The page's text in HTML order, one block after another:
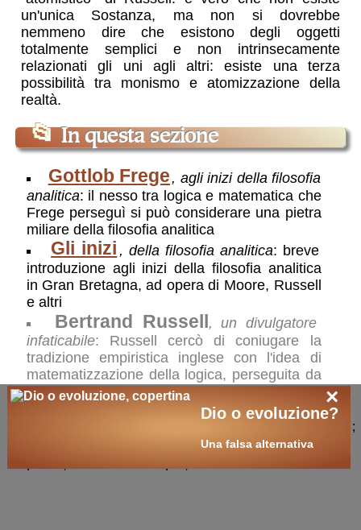
un'unica Sostanza, ma non si dovrebbe
nemmeno dire che esistono degli oggetti
totalmente semplici e non intrinsecamente
relazionati gli uni agli altri: esiste una terza
possibilità tra monismo e atomizzazione della
realtà.
📂 In questa sezione
Gottlob Frege , agli inizi della filosofia
analitica: il nesso tra logica e matematica che
Frege perseguì si può considerare una pietra
miliare della filosofia analitica
Gli inizi , della filosofia analitica: breve
introduzione agli inizi della filosofia analitica
in Gran Bretagna, ad opera di Moore, Russell
e altri
Bertrand Russell, un divulgatore
infaticabile: Russell cercò di coniugare la
tradizione empiristica inglese con l'idea di
matematizzazione della logica, perseguita da
Frege
, della filosofia analitica: la
decenni centrali del '900, a Cambridge,
×
Dio o evoluzione?
Una falsa alternativa
;